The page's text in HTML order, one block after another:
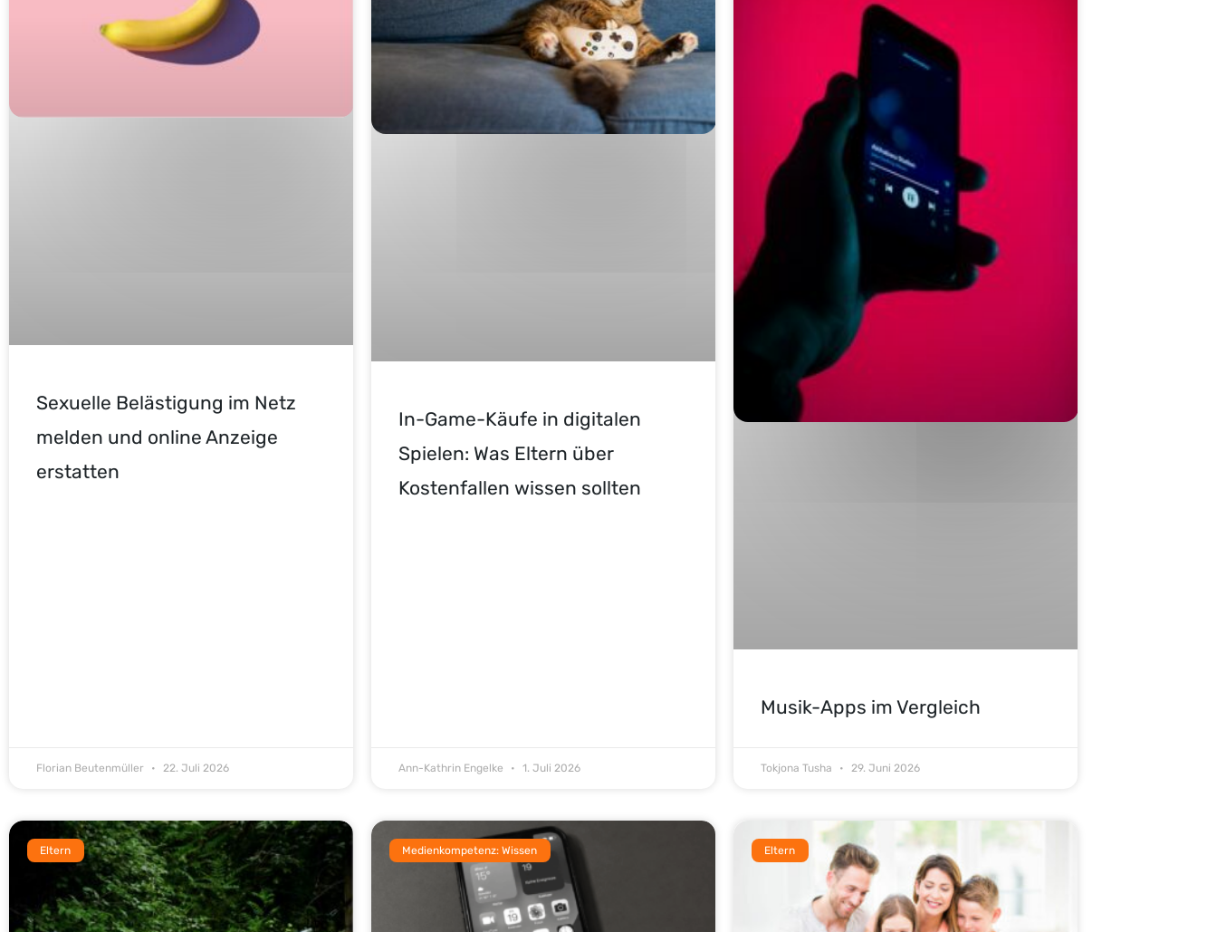
Sexuelle Belästigung im Netz
melden und online Anzeige
erstatten
Florian Beutenmüller 22. Juli 2026
In-Game-Käufe in digitalen
Spielen: Was Eltern über
Kostenfallen wissen sollten
Ann-Kathrin Engelke 1. Juli 2026
Musik-Apps im Vergleich
Tokjona Tusha 29. Juni 2026
Eltern Medienkompetenz: Wissen Eltern